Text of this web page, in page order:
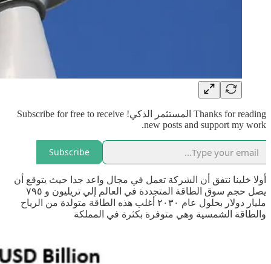
Thanks for reading المستثمر الذكي! Subscribe for free to receive
new posts and support my work.
Subscribe
أولا خلينا نتفق أن الشركة تعمل في مجال واعد جدا حيث يتوقع أن
يصل حجم سوق الطاقة المتجددة في العالم إلي تريليون و ٧٩٥
مليار دولار بحلول عام ٢٠٣٠ أغلب هذه الطاقة متولدة من الرياح
والطاقة الشمسية وهي متوفرة بكثرة في المملكة